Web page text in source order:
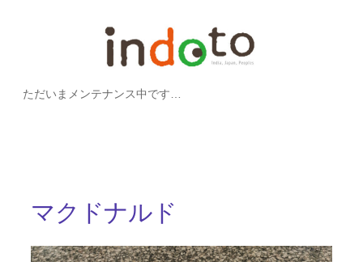
ただいまメンテナンス中です…
マクドナルド